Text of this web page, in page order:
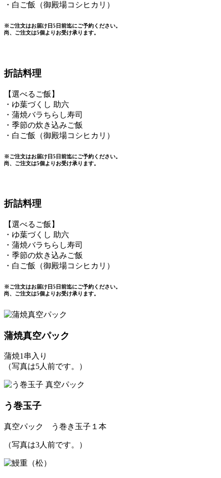
・白ご飯（御殿場コシヒカリ）
※ご注文はお届け日5日前迄にご予約ください。
尚、ご注文は5個よりお受け承ります。
折詰料理
【選べるご飯】
・ゆ葉づくし 助六
・蒲焼バラちらし寿司
・季節の炊き込みご飯
・白ご飯（御殿場コシヒカリ）
※ご注文はお届け日5日前迄にご予約ください。
尚、ご注文は5個よりお受け承ります。
折詰料理
【選べるご飯】
・ゆ葉づくし 助六
・蒲焼バラちらし寿司
・季節の炊き込みご飯
・白ご飯（御殿場コシヒカリ）
※ご注文はお届け日5日前迄にご予約ください。
尚、ご注文は5個よりお受け承ります。
蒲焼真空パック
蒲焼1串入り
（写真は5人前です。）
う巻玉子
真空パック う巻き玉子１本
（写真は3人前です。）